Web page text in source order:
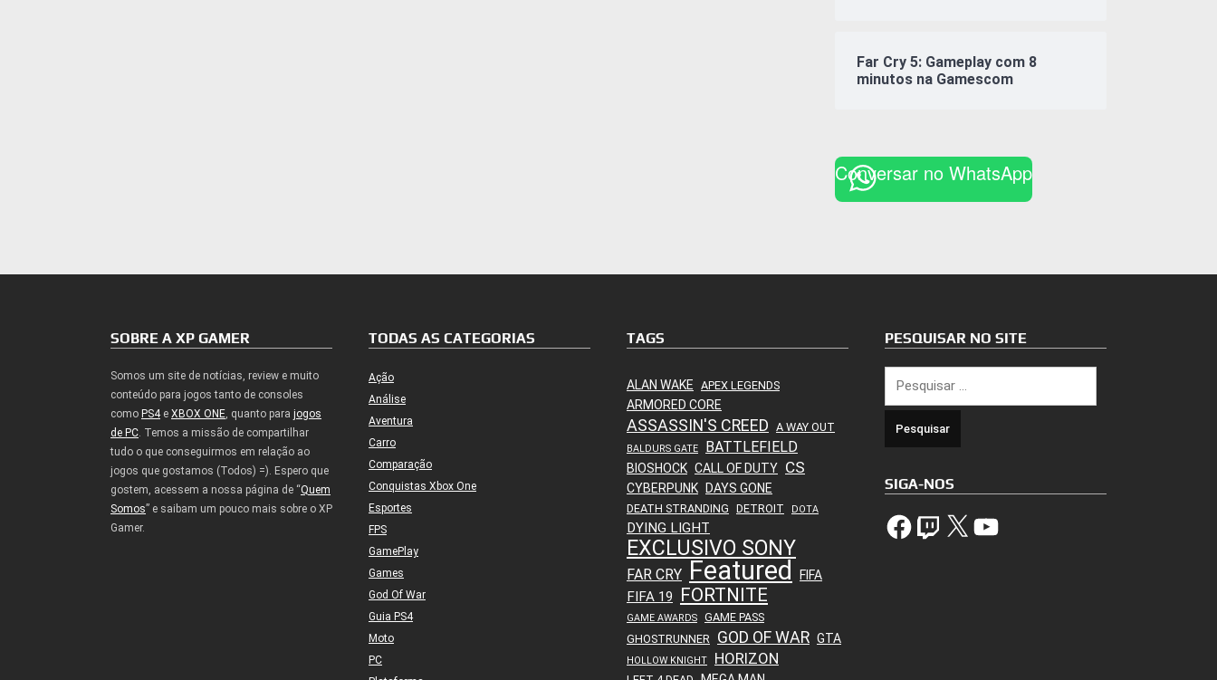
Far Cry 5: Gameplay com 8
minutos na Gamescom
Conversar no WhatsApp
SOBRE A XP GAMER
Somos um site de notícias, review e muito
conteúdo para jogos tanto de consoles
como PS4e XBOX ONE, quanto para jogos
de PC. Temos a missão de compartilhar
tudo o que conseguirmos em relação ao
jogos que gostamos (Todos) =). Espero que
gostem, acessem a nossa página de “Quem
Somos” e saibam um pouco mais sobre o XP
Gamer.
TODAS AS CATEGORIAS
Ação
Análise
Aventura
Carro
Comparação
Conquistas Xbox One
Esportes
FPS
GamePlay
Games
God Of War
Guia PS4
Moto
PC
TAGS
ALAN WAKE APEX LEGENDS
ARMORED CORE
ASSASSIN'S CREED A WAY OUT
BALDURS GATE BATTLEFIELD
BIOSHOCK CALL OF DUTY CS
CYBERPUNK DAYS GONE
DEATH STRANDING DETROIT DOTA
DYING LIGHT
EXCLUSIVO SONY
FAR CRY Featured FIFA
FIFA 19 FORTNITE
GAME AWARDS
GAME PASS
GHOSTRUNNER GOD OF WAR GTA
HOLLOW KNIGHT HORIZON
PESQUISAR NO SITE
por:
SIGA-NOS
FacebookTwitch X YouTube